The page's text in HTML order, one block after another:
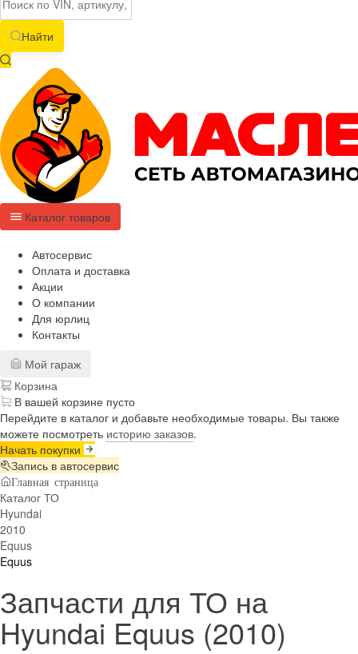
Найти
Каталог товаров
Автосервис
Оплата и доставка
Акции
О компании
Для юрлиц
Контакты
Мой гараж
Корзина
В вашей корзине пусто
Перейдите в каталог и добавьте необходимые товары. Вы также
можете посмотреть историю заказов.
Начать покупки
Запись в автосервис
Главная страница
Каталог ТО
Hyundai
2010
Equus
Equus
Запчасти для ТО на
Hyundai Equus (2010)